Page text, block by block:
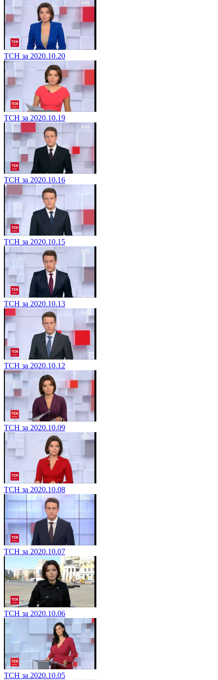
ТСН за 2020.10.20
ТСН за 2020.10.19
ТСН за 2020.10.16
ТСН за 2020.10.15
ТСН за 2020.10.13
ТСН за 2020.10.12
ТСН за 2020.10.09
ТСН за 2020.10.08
ТСН за 2020.10.07
ТСН за 2020.10.06
ТСН за 2020.10.05